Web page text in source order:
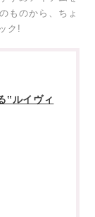
ものから、ちょ
ク!
‟ルイヴィ